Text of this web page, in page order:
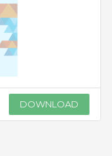
DOWNLOAD